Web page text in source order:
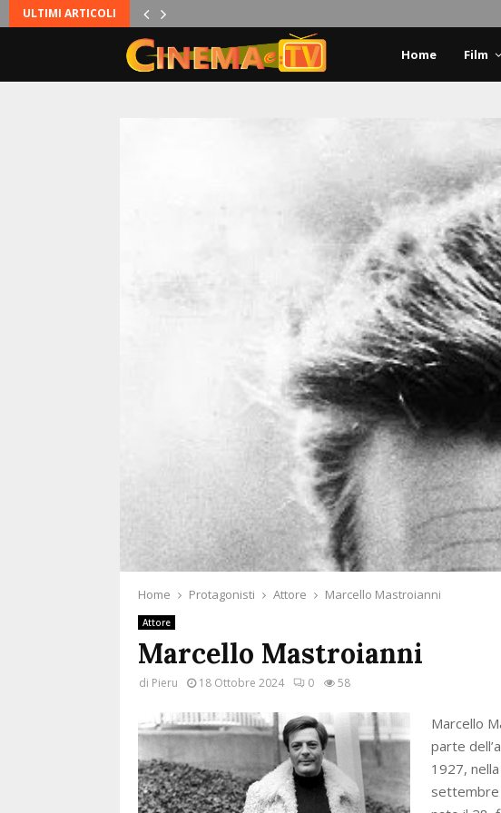
ULTIMI ARTICOLI
Home Film
Home Protagonisti Attore Marcello Mastroianni
Attore
Marcello Mastroianni
di Pieru 18 Ottobre 2024 0 58
Marcello
parte
1927,
settembre